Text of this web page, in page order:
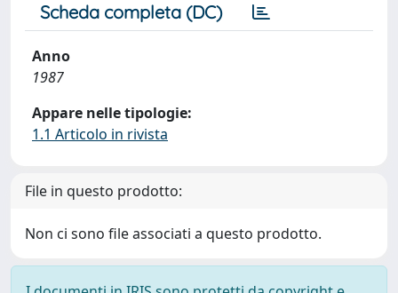
Scheda completa (DC)
Anno
1987
Appare nelle tipologie:
1.1 Articolo in rivista
File in questo prodotto:
Non ci sono file associati a questo prodotto.